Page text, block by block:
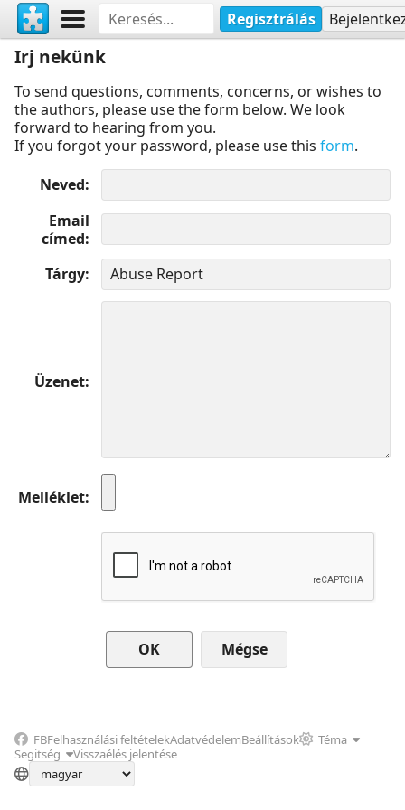
Regisztrálás
Irj nekünk
To send questions, comments, concerns, or wishes to
the authors, please use the form below. We look
forward to hearing from you.
If you forgot your password, please use this form.
Neved
Email
címed
Tárgy
Üzenet
Melléklet
Mégse
FBFelhasználási feltételekAdatvédelemBeállítások
Téma
Segitség
Visszaélés jelentése